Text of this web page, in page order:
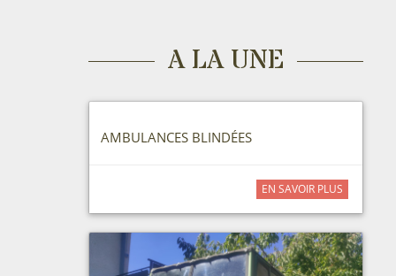
A LA UNE
AMBULANCES BLINDÉES
EN SAVOIR PLUS